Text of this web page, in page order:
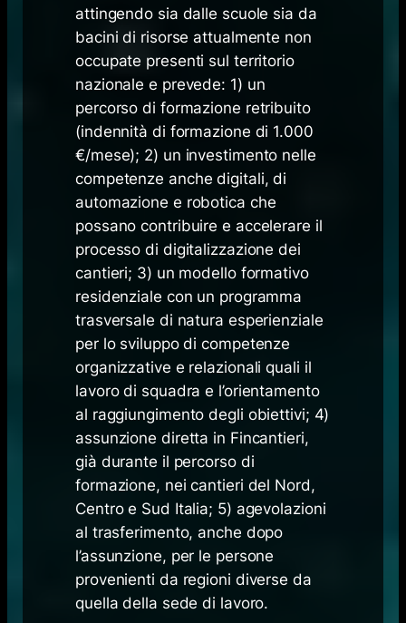
attingendo sia dalle scuole sia da
bacini di risorse attualmente non
occupate presenti sul territorio
nazionale e prevede: 1) un
percorso di formazione retribuito
(indennità di formazione di 1.000
€/mese); 2) un investimento nelle
competenze anche digitali, di
automazione e robotica che
possano contribuire e accelerare il
processo di digitalizzazione dei
cantieri; 3) un modello formativo
residenziale con un programma
trasversale di natura esperienziale
per lo sviluppo di competenze
organizzative e relazionali quali il
lavoro di squadra e l’orientamento
al raggiungimento degli obiettivi; 4)
assunzione diretta in Fincantieri,
già durante il percorso di
formazione, nei cantieri del Nord,
Centro e Sud Italia; 5) agevolazioni
al trasferimento, anche dopo
l’assunzione, per le persone
provenienti da regioni diverse da
quella della sede di lavoro.